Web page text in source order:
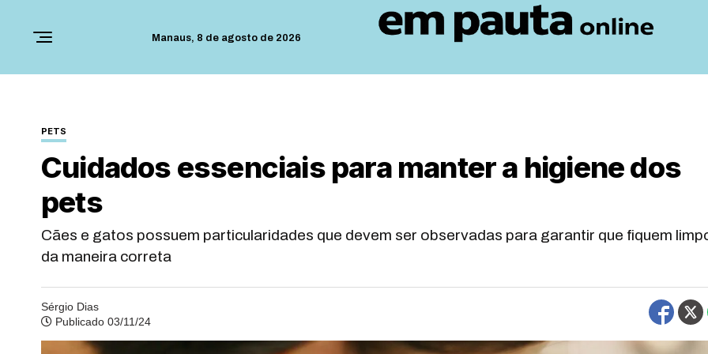
Manaus, 8 de agosto de 2026
PETS
Cuidados essenciais para manter a higiene dos
pets
Cães e gatos possuem particularidades que devem ser observadas para garantir que fiquem
da maneira correta
Sérgio Dias
Publicado 03/11/24